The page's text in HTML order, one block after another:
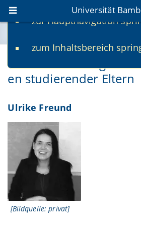
zur Hauptnavigation
zum Inhaltsbereich
Universität
www.uni-
univis.uni-bamberg.de
FRITZI! Preis für gute
en studierender Eltern
Ulrike Freund
[Bildquelle: privat]